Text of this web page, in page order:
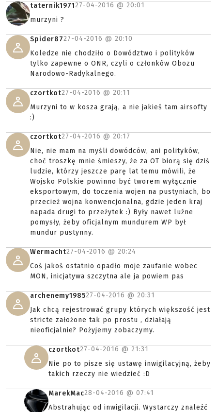
taternik197127-04-2016 @ 20:01
murzyni ?
Spider8727-04-2016 @ 20:10
Koledze nie chodziło o Dowództwo i polityków
tylko zapewne o ONR, czyli o członków Obozu
Narodowo-Radykalnego.
czortkot27-04-2016 @ 20:11
Murzyni to w kosza grają, a nie jakieś tam airsofty
:)
czortkot27-04-2016 @ 20:17
Nie, nie mam na myśli dowódców, ani polityków,
choć troszkę mnie śmieszy, że za OT biorą się dziś
ludzie, którzy jeszcze parę lat temu mówili, że
Wojsko Polskie powinno być tworem wyłącznie
eksportowym, do toczenia wojen na pustyniach, bo
przecież wojna konwencjonalna, gdzie jeden kraj
napada drugi to przeżytek :) Były nawet luźne
pomysły, żeby oficjalnym mundurem WP był
mundur pustynny.
Wermacht27-04-2016 @ 20:24
Coś jakoś ostatnio opadło moje zaufanie wobec
MON, inicjatywa szczytna ale ja powiem pas
archenemy198527-04-2016 @ 20:31
Jak chcą rejestrować grupy których większość jest
stricte założone tak po prostu , działają
nieoficjalnie? Pożyjemy zobaczymy.
czortkot27-04-2016 @ 21:31
Nie po to pisze się ustawę inwigilacyjną, żeby
takich rzeczy nie wiedzieć :D
MarekMac28-04-2016 @ 07:41
Abstrahując od inwigilacji. Wystarczy znaleźć